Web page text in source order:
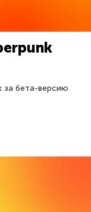
бета-версию